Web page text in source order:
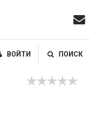
ВОЙТИ ПОИСК